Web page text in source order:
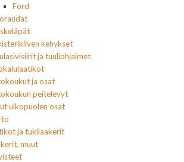
Ford
kehykset
ja tuuliohjaimet
ja osat
peitelevyt
ulkopuolen osat
ja tukilaakerit
muut